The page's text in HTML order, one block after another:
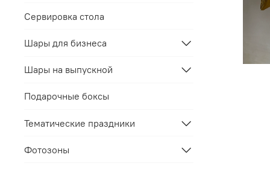
Сервировка стола
Шары для бизнеса
Шары на выпускной
Подарочные боксы
Тематические праздники
Фотозоны